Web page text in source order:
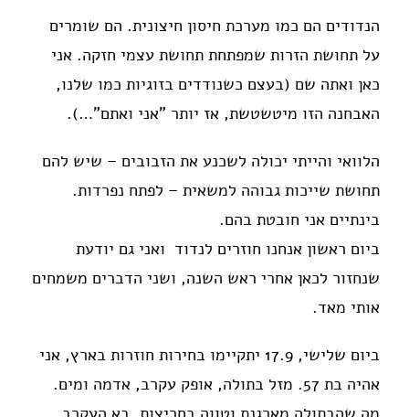
הנדודים הם כמו מערכת חיסון חיצונית. הם שומרים
על תחושת הזרות שמפתחת תחושת עצמי חזקה. אני
כאן ואתה שם (בעצם כשנודדים בזוגיות כמו שלנו,
האבחנה הזו מיטשטשת, אז יותר "אני ואתם"…).
הלוואי והייתי יכולה לשכנע את הזבובים – שיש להם
תחושת שייכות גבוהה למשאית – לפתח נפרדות.
בינתיים אני חובטת בהם.
ביום ראשון אנחנו חוזרים לנדוד ואני גם יודעת
שנחזור לכאן אחרי ראש השנה, ושני הדברים משמחים
אותי מאד.
ביום שלישי, 17.9 יתקיימו בחירות חוזרות בארץ, אני
אהיה בת 57. מזל בתולה, אופק עקרב, אדמה ומים.